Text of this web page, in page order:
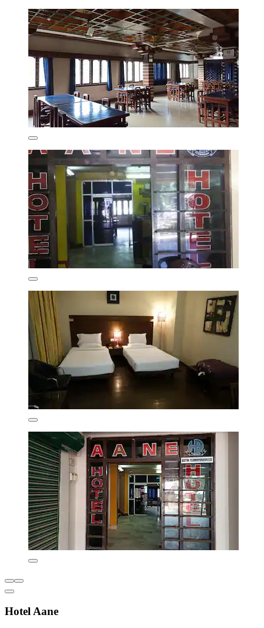
Hotel Aane